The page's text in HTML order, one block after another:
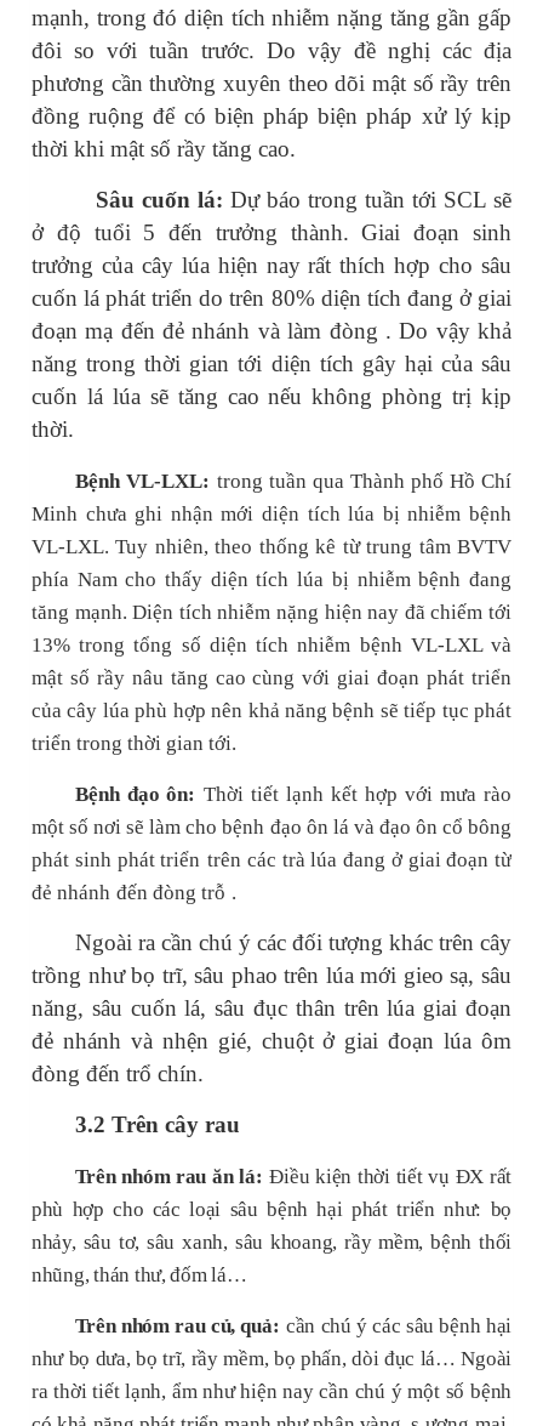
mạnh, trong đó diện tích nhiễm nặng tăng gần gấp
đôi so với tuần trước. Do vậy đề nghị các địa
phương cần thường xuyên theo dõi mật số rầy trên
đồng ruộng để có biện pháp biện pháp xử lý kịp
thời khi mật số rầy tăng cao.
Sâu cuốn lá: Dự báo trong tuần tới SCL sẽ
ở độ tuổi 5 đến trưởng thành. Giai đoạn sinh
trưởng của cây lúa hiện nay rất thích hợp cho sâu
cuốn lá phát triển do trên 80% diện tích đang ở giai
đoạn mạ đến đẻ nhánh và làm đòng . Do vậy khả
năng trong thời gian tới diện tích gây hại của sâu
cuốn lá lúa sẽ tăng cao nếu không phòng trị kịp
thời.
Bệnh VL-LXL: trong tuần qua Thành phố Hồ Chí
Minh chưa ghi nhận mới diện tích lúa bị nhiễm bệnh
VL-LXL. Tuy nhiên, theo thống kê từ trung tâm BVTV
phía Nam cho thấy diện tích lúa bị nhiễm bệnh đang
tăng mạnh. Diện tích nhiễm nặng hiện nay đã chiếm tới
13% trong tổng số diện tích nhiễm bệnh VL-LXL và
mật số rầy nâu tăng cao cùng với giai đoạn phát triển
của cây lúa phù hợp nên khả năng bệnh sẽ tiếp tục phát
triển trong thời gian tới.
Bệnh đạo ôn: Thời tiết lạnh kết hợp với mưa rào
một số nơi sẽ làm chobệnh đạo ôn lá và đạo ôn cổ bông
phát sinh phát triển trên các tràlúa đang ở giai đoạn từ
đẻ nhánh đến đòng trỗ .
Ngoài ra cần chú ý các đối tượng khác trên cây
trồng như bọ trĩ, sâu phao trên lúa mới gieo sạ, sâu
năng, sâu cuốn lá, sâu đục thân trên lúa giai đoạn
đẻ nhánh và nhện gié, chuột ở giai đoạn lúa ôm
đòng đến trổ chín.
3.2 Trên cây rau
Trên nhóm rau ăn lá: Điều kiện thời tiết vụ ĐX rất
phù hợp cho các loại sâu bệnh hại phát triển như: bọ
nhảy, sâu tơ, sâu xanh, sâu khoang, rầy mềm, bệnh thối
nhũng, thán thư, đốm lá…
Trên nhóm rau củ, quả: cần chú ý các sâu bệnh hại
như bọ dưa, bọ trĩ, rầy mềm, bọ phấn, dòi đục lá… Ngoài
ra thời tiết lạnh, ẩm như hiện nay cần chú ý một số bệnh